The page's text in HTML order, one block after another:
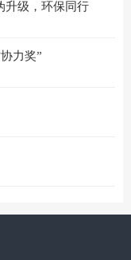
升级，环保同行
力奖”